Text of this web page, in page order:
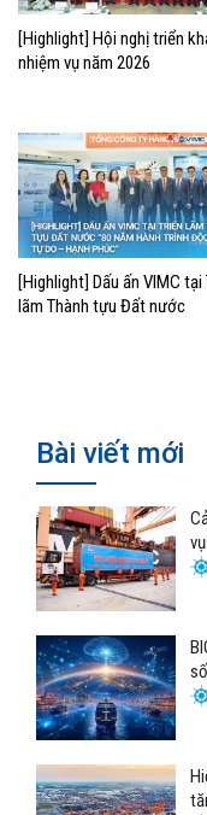
[Highlight] Hội nghị triển
nhiệm vụ năm 2026
[Highlight] Dấu ấn VIMC tại
lãm Thành tựu Đất nước
Bài viết mới